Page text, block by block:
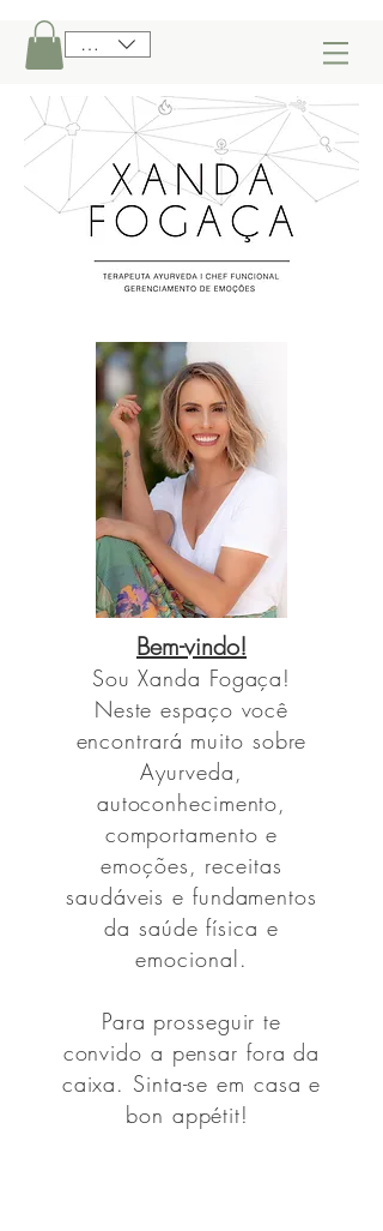
BRL (R$)
Bem-vindo!
Sou Xanda Fogaça!
Neste espaço você
encontrará muito sobre
Ayurveda,
autoconhecimento,
comportamento e
emoções, receitas
saudáveis e fundamentos
da saúde física e
emocional.
Para prosseguir te
convido a pensar fora da
caixa. Sinta-se em casa e
bon appétit!